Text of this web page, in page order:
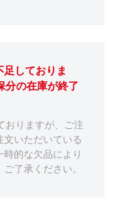
足しておりま
分の在庫が終了
おりますが、ご注
いただいている
的な欠品により
了承ください。